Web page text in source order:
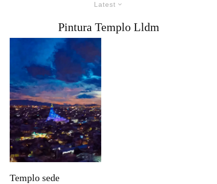
Latest
Pintura Templo Lldm
Templo sede